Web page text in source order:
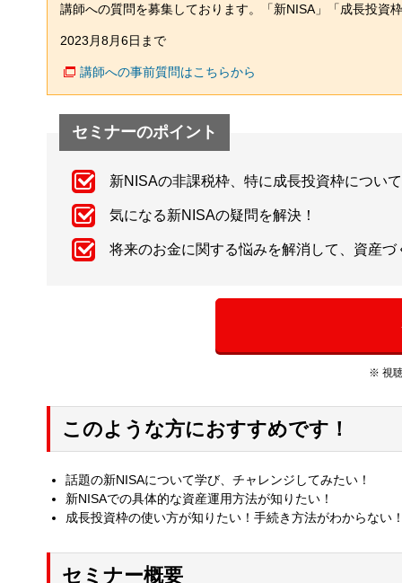
講師への質問を募集しております。「新NISA」「成長投資
2023月8月6日まで
講師への事前質問はこちらから
セミナーのポイント
新NISAの非課税枠、特に成長投資枠につい
気になる新NISAの疑問を解決！
将来のお金に関する悩みを解消して、資産
※ 視
このような方におすすめです！
話題の新NISAについて学び、チャレンジしてみたい！
新NISAでの具体的な資産運用方法が知りたい！
成長投資枠の使い方が知りたい！手続き方法がわからない
セミナー概要